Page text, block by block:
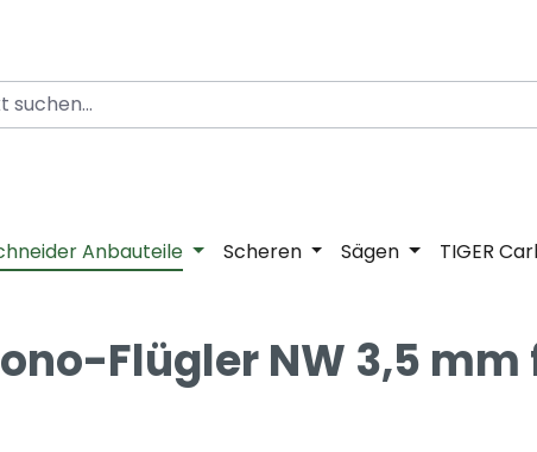
Anbauteile Scheren Sägen TIGER
Flügler NW 3,5 mm